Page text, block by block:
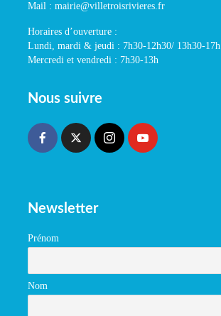
Mail : mairie@villetroisrivieres.fr
Horaires d’ouverture :
Lundi, mardi & jeudi : 7h30-12h30/ 13h30-17h
Mercredi et vendredi : 7h30-13h
Nous suivre
Newsletter
Prénom
Nom